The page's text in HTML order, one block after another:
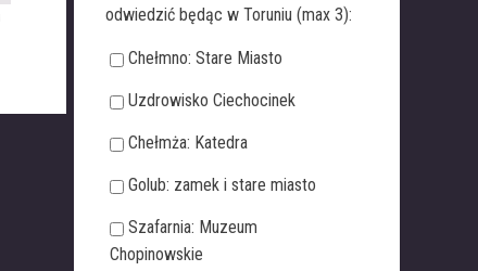
odwiedzić będąc w Toruniu (max 3):
Chełmno: Stare Miasto
Uzdrowisko Ciechocinek
Chełmża: Katedra
Golub: zamek i stare miasto
Szafarnia: Muzeum
Chopinowskie